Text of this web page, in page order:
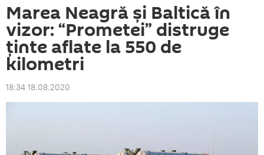
Marea Neagră și Baltică în
vizor: “Prometei” distruge
ținte aflate la 550 de
kilometri
18:34 18.08.2020